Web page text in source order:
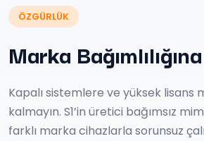
ÖZGÜRLÜK
Marka
Kapalı sistemlere ve yüksek lisans
kalmayın. S1’in üretici bağımsız
farklı marka cihazlarla sorunsuz